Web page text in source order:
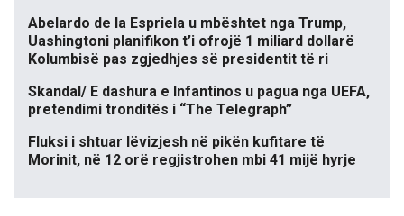
Abelardo de la Espriela u mbështet nga Trump,
Uashingtoni planifikon t’i ofrojë 1 miliard dollarë
Kolumbisë pas zgjedhjes së presidentit të ri
Skandal/ E dashura e Infantinos u pagua nga UEFA,
pretendimi tronditës i “The Telegraph”
Fluksi i shtuar lëvizjesh në pikën kufitare të
Morinit, në 12 orë regjistrohen mbi 41 mijë hyrje